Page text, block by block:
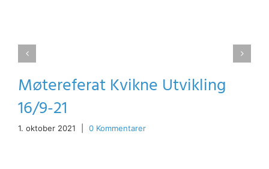
Møtereferat Kvikne Utvikling
16/9-21
1. oktober 2021 0 Kommentarer